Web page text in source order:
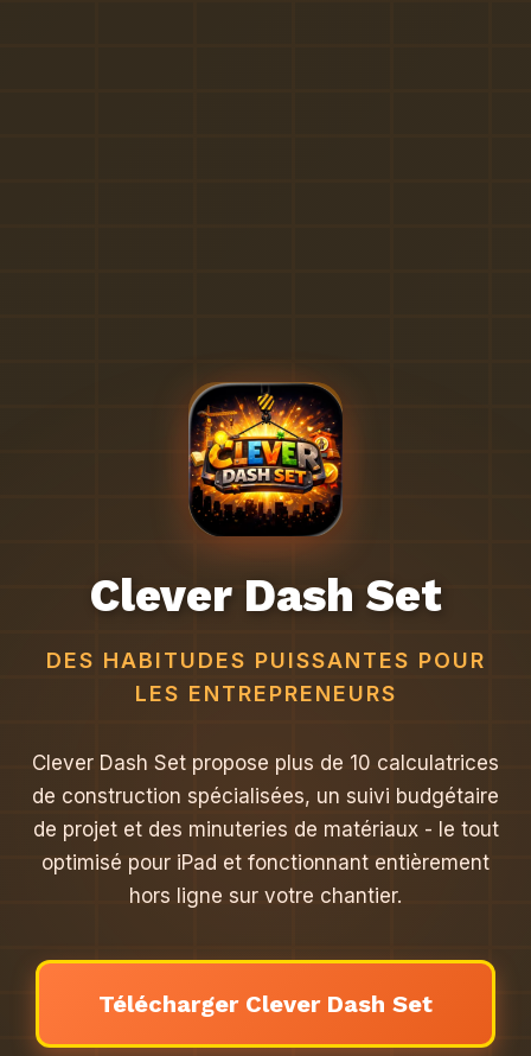
Clever Dash Set
DES HABITUDES PUISSANTES POUR
LES ENTREPRENEURS
Clever Dash Set propose plus de 10 calculatrices
de construction spécialisées, un suivi budgétaire
de projet et des minuteries de matériaux - le tout
optimisé pour iPad et fonctionnant entièrement
hors ligne sur votre chantier.
Télécharger Clever Dash Set